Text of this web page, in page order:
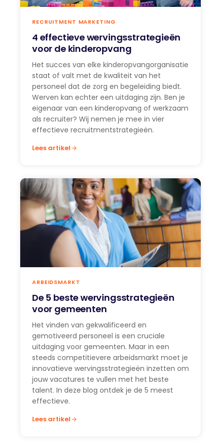
RECRUITMENT MARKETING
4 effectieve wervingsstrategieën
voor de kinderopvang
Het succes van elke kinderopvangorganisatie
staat of valt met de kwaliteit van het
personeel dat de zorg en begeleiding biedt.
Werven kan echter een uitdaging zijn. Ben je
eigenaar van een kinderopvang of werkzaam
als recruiter? Wij nemen je mee in vier
effectieve recruitmentstrategieën.
Lees artikel
ARBEIDSMARKT
De 5 beste wervingsstrategieën
voor gemeenten
Het vinden van gekwalificeerd en
gemotiveerd personeel is een cruciale
uitdaging voor gemeenten. Maar in een
steeds competitievere arbeidsmarkt moet je
innovatieve wervingsstrategieën inzetten om
jouw vacatures te vullen met het beste
talent. In deze blog ontdek je de 5 meest
effectieve.
Lees artikel